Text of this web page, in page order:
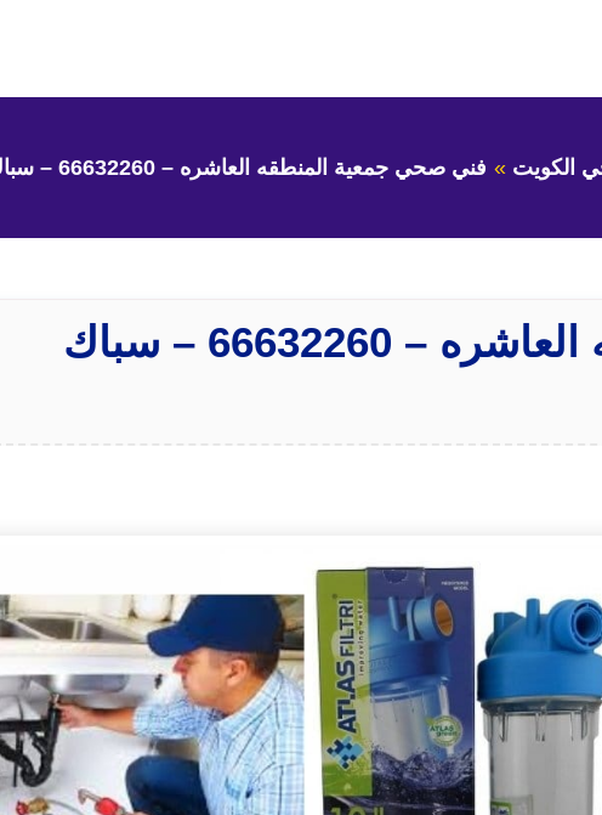
الكويت فني صحي جمعية المنطقه العاشره – 66632260 – سباك جمعية المنطقه العاشره
فني صحي جمعية المنطقه العاشره – 66632260 – سباك